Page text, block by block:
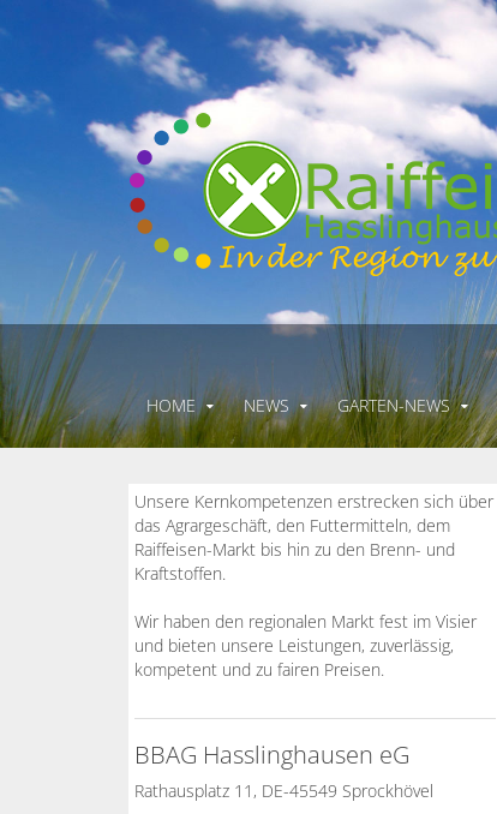
HOME NEWS GARTEN-NEWS
Unsere Kernkompetenzen erstrecken sich über
das Agrargeschäft, den Futtermitteln, dem
Raiffeisen-Markt bis hin zu den Brenn- und
Kraftstoffen.
Wir haben den regionalen Markt fest im Visier
und bieten unsere Leistungen, zuverlässig,
kompetent und zu fairen Preisen.
BBAG Hasslinghausen eG
Rathausplatz 11, DE-45549 Sprockhövel